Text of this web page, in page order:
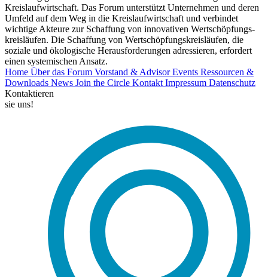
Kreislaufwirtschaft. Das Forum unterstützt Unternehmen und deren
Umfeld auf dem Weg in die Kreislaufwirtschaft und verbindet
wichtige Akteure zur Schaffung von innovativen Wertschöpfungs-
kreisläufen. Die Schaffung von Wertschöpfungskreisläufen, die
soziale und ökologische Herausforderungen adressieren, erfordert
einen systemischen Ansatz.
Home Über das Forum Vorstand & AdvisorEvents Ressourcen &
Downloads News Join the Circle Kontakt Impressum Datenschutz
Kontaktieren
sie uns!